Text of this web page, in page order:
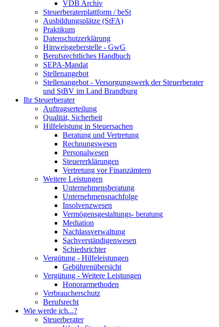
VDB Archiv
Steuerberaterplattform / beSt
Ausbildungsplätze (StFA)
Praktikum
Datenschutzerklärung
Hinweisgeberstelle - GwG
Berufsrechtliches Handbuch
SEPA-Mandat
Stellenangebot
Stellenangebot - Versorgungswerk der Steuerberater
und StBV im Land Brandburg
Ihr Steuerberater
Auftragserteilung
Qualität, Sicherheit
Hilfeleistung in Steuersachen
Beratung und Vertretung
Rechnungswesen
Personalwesen
Steuererklärungen
Vertretung vor Finanzämtern
Weitere Leistungen
Unternehmensberatung
Unternehmensnachfolge
Insolvenzwesen
Vermögensgestaltungs- beratung
Mediation
Nachlassverwaltung
Sachverständigenwesen
Schiedsrichter
Vergütung - Hilfeleistungen
Gebührenübersicht
Vergütung - Weitere Leistungen
Honorarmethoden
Verbraucherschutz
Berufsrecht
Wie werde ich...?
Steuerberater